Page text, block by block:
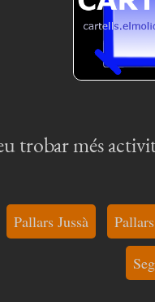
trobar més
Pallars Jussà